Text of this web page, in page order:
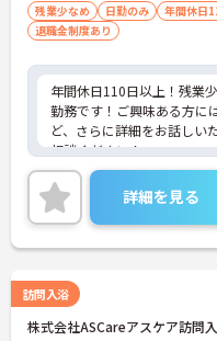
残業少なめ 日勤のみ 年間休日
退職金制度あり
年間休日110日以上！残業
勤務です！ご興味ある方に
ど、さらに詳細をお話しい
相談ください！
詳細を見る
訪問入浴
株式会社ASCareアスケア訪問